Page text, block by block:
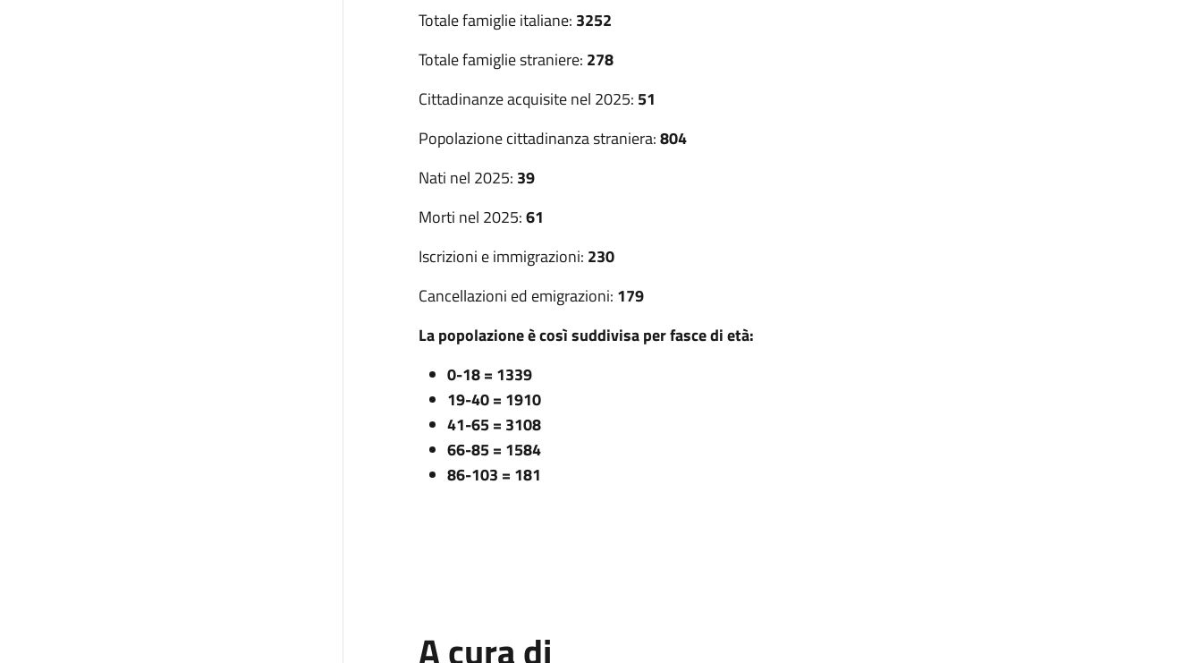
Totale famiglie italiane: 3252
Totale famiglie straniere: 278
Cittadinanze acquisite nel 2025: 51
Popolazione cittadinanza straniera:804
Nati nel 2025: 39
Morti nel 2025:61
Iscrizioni e immigrazioni: 230
Cancellazioni ed emigrazioni: 179
La popolazione è così suddivisa per fasce di età:
0-18 = 1339
19-40 = 1910
41-65 = 3108
66-85 = 1584
86-103 = 181
A cura di